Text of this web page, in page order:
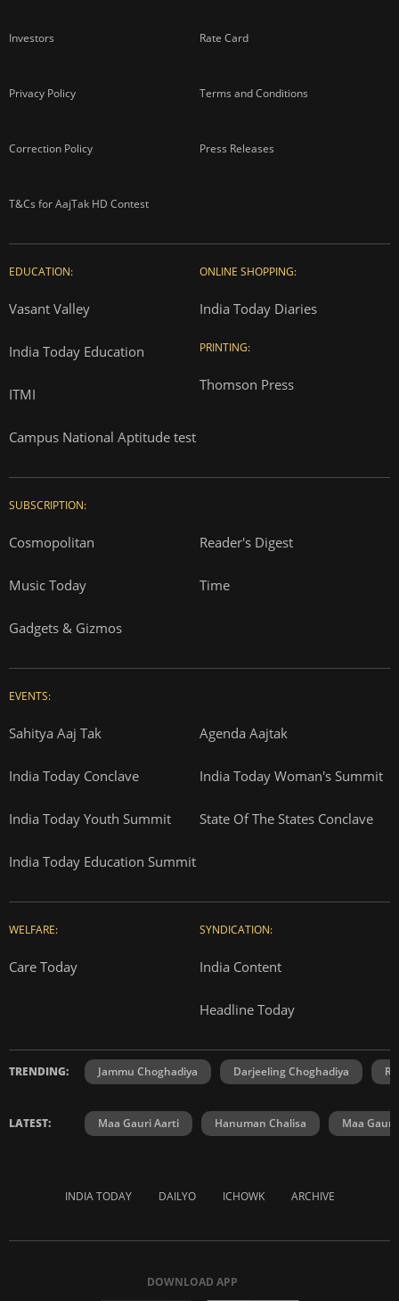
Investors Rate Card
Privacy Policy Terms and Conditions
Correction Policy Press Releases
T&Cs for AajTak HD Contest
EDUCATION:
Vasant Valley
India Today Education
ITMI
Campus National Aptitude test
ONLINE SHOPPING:
India Today Diaries
PRINTING:
Thomson Press
SUBSCRIPTION:
Cosmopolitan Reader's Digest
Music Today Time
Gadgets & Gizmos
EVENTS:
Sahitya Aaj Tak Agenda Aajtak
India Today Conclave India Today Woman's Summit
India Today Youth Summit State Of The States Conclave
India Today Education Summit
WELFARE:
Care Today
SYNDICATION:
India Content
Headline Today
TRENDING: Jammu Choghadiya Darjeeling Choghadiya
LATEST: Maa Gauri Aarti Hanuman Chalisa Maa Gauri
INDIA TODAY DAILYO ICHOWK ARCHIVE
DOWNLOAD APP